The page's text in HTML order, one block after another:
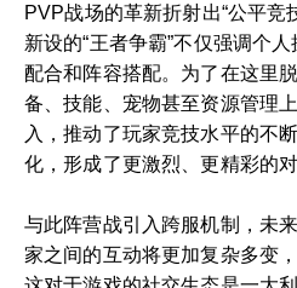
PVP战场的革新折射出“公平竞
新设的“王者争霸”不仅强调个
配合和阵容搭配。为了在这里
备、技能、宠物甚至资源管理
入，推动了玩家竞技水平的不
化，形成了更激烈、更精彩的对
与此阵营战引入跨服机制，未
家之间的互动将更加复杂多变